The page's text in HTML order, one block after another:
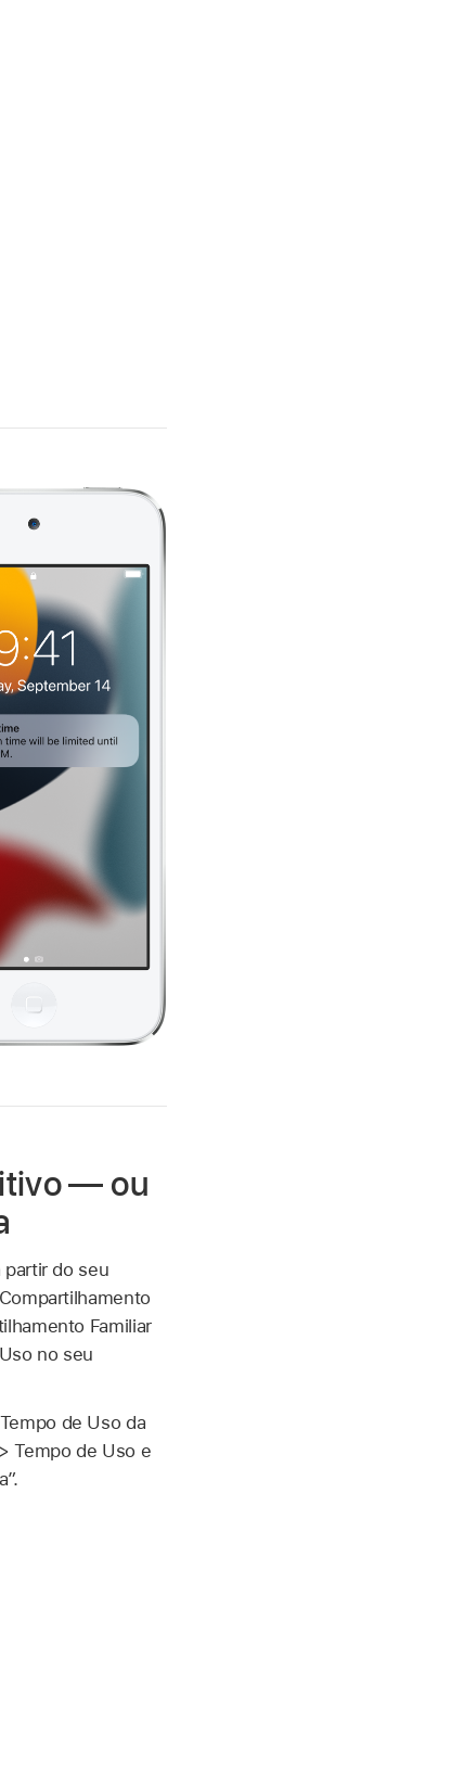
— ou
partir do seu
Familiar
no seu
de Uso da
Tempo de Uso e